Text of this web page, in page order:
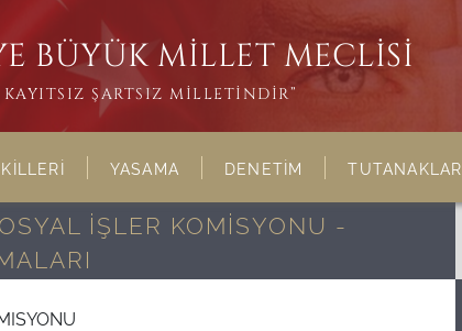
BÜYÜK MİLLET MECLİSİ
ŞARTSIZ MİLLETİNDİR”
YASAMA DENETİM TUTANAKLAR
İŞLER KOMİSYONU -